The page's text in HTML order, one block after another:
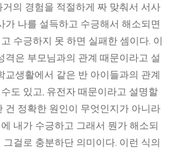
거의 경험을 적절하게 짜 맞춰서 서사
가 나를 설득하고 수긍해서 해소되면
수긍하지 못 하면 실패한 셈이다. 이
격은 부모님과의 관계 때문이라고 설
교생활에서 같은 반 아이들과의 관계
도 있고, 유전자 때문이라고 설명할
건 정확한 원인이 무엇인지가 아니라
내가 수긍하고 그래서 뭔가 해소되
걸로 충분하단 의미이다. 이런 식의